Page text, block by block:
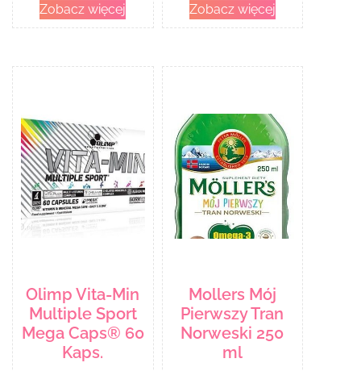
Zobacz więcej Zobacz więcej
Olimp Vita-Min
Multiple Sport
Mega Caps® 60
Kaps.
Mollers Mój
Pierwszy Tran
Norweski 250
ml